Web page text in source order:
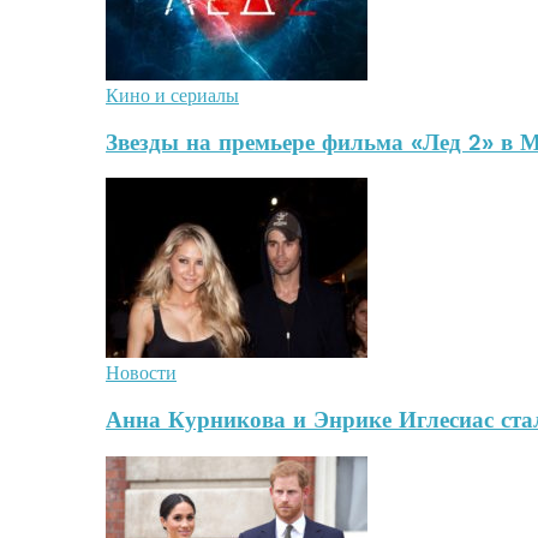
Кино и сериалы
Звезды на премьере фильма «Лед 2» в
Новости
Анна Курникова и Энрике Иглесиас